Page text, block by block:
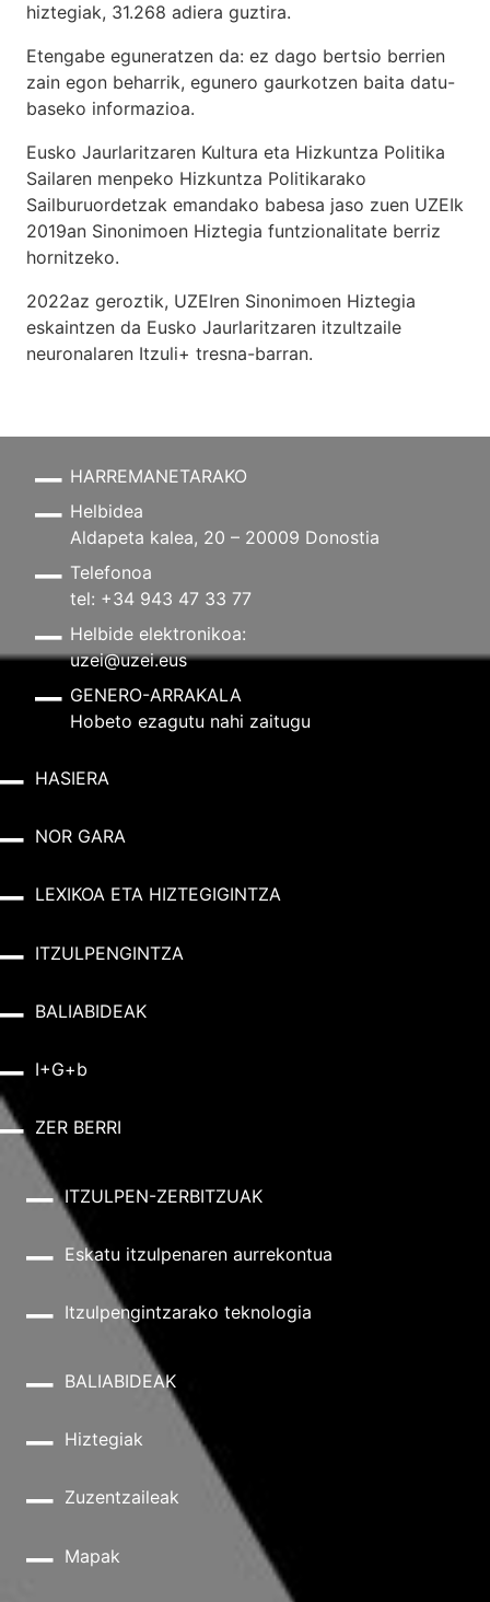
hiztegiak, 31.268 adiera guztira.
Etengabe eguneratzen da: ez dago bertsio berrien
zain egon beharrik, egunero gaurkotzen baita datu-
baseko informazioa.
Eusko Jaurlaritzaren Kultura eta Hizkuntza Politika
Sailaren menpeko Hizkuntza Politikarako
Sailburuordetzak emandako babesa jaso zuen UZEIk
2019an Sinonimoen Hiztegia funtzionalitate berriz
hornitzeko.
2022az geroztik, UZEIren Sinonimoen Hiztegia
eskaintzen da Eusko Jaurlaritzaren itzultzaile
neuronalaren Itzuli+ tresna-barran.
HARREMANETARAKO
Helbidea
Aldapeta kalea, 20 – 20009 Donostia
Telefonoa
tel: +34 943 47 33 77
Helbide elektronikoa:
uzei@uzei.eus
GENERO-ARRAKALA
Hobeto ezagutu nahi zaitugu
HASIERA
NOR GARA
LEXIKOA ETA HIZTEGIGINTZA
ITZULPENGINTZA
BALIABIDEAK
I+G+b
ZER BERRI
ITZULPEN-ZERBITZUAK
Eskatu itzulpenaren aurrekontua
Itzulpengintzarako teknologia
BALIABIDEAK
Hiztegiak
Zuzentzaileak
Mapak